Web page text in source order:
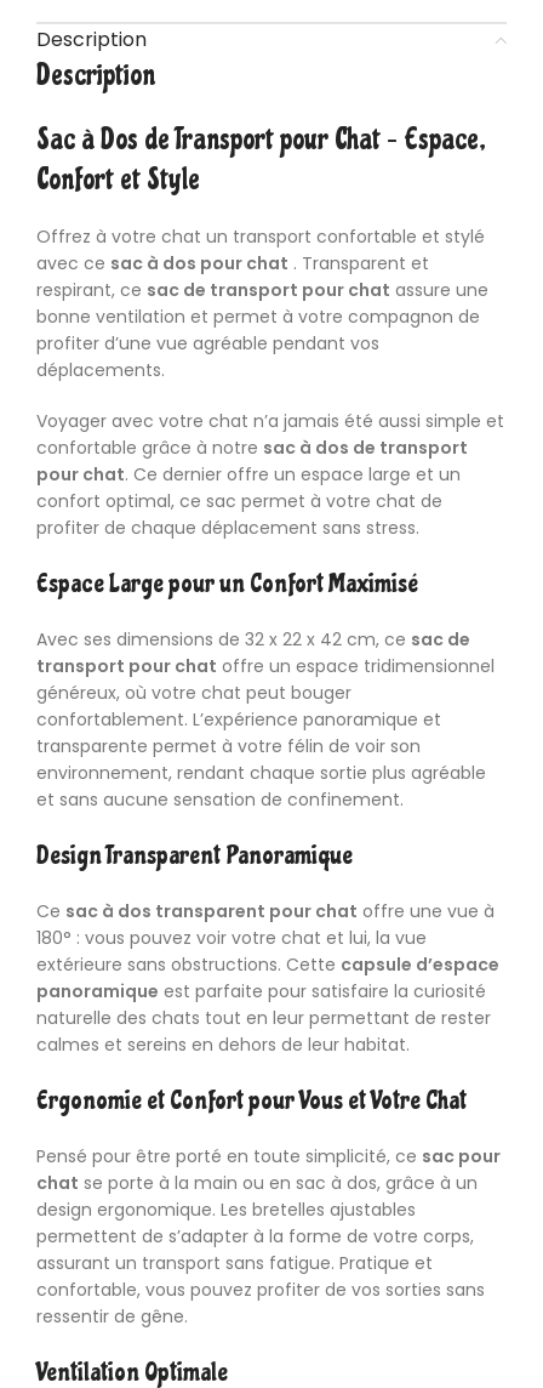
Description
Description
Sac à Dos de Transport pour Chat – Espace,
Confort et Style
Offrez à votre chat un transport confortable et stylé
avec ce sac à dos pour chat . Transparent et
respirant, ce sac de transport pour chat assure une
bonne ventilation et permet à votre compagnon de
profiter d’une vue agréable pendant vos
déplacements.
Voyager avec votre chat n’a jamais été aussi simple et
confortable grâce à notre sac à dos de transport
pour chat. Ce dernier offre un espace large et un
confort optimal, ce sac permet à votre chat de
profiter de chaque déplacement sans stress.
Espace Large pour un Confort Maximisé
Avec ses dimensions de 32 x 22 x 42 cm, ce sac de
transport pour chat offre un espace tridimensionnel
généreux, où votre chat peut bouger
confortablement. L’expérience panoramique et
transparente permet à votre félin de voir son
environnement, rendant chaque sortie plus agréable
et sans aucune sensation de confinement.
Design Transparent Panoramique
Ce sac à dos transparent pour chat offre une vue à
180° : vous pouvez voir votre chat et lui, la vue
extérieure sans obstructions. Cette capsule d’espace
panoramique est parfaite pour satisfaire la curiosité
naturelle des chats tout en leur permettant de rester
calmes et sereins en dehors de leur habitat.
Ergonomie et Confort pour Vous et Votre Chat
Pensé pour être porté en toute simplicité, ce sac pour
chat se porte à la main ou en sac à dos, grâce à un
design ergonomique. Les bretelles ajustables
permettent de s’adapter à la forme de votre corps,
assurant un transport sans fatigue. Pratique et
confortable, vous pouvez profiter de vos sorties sans
ressentir de gêne.
Ventilation Optimale